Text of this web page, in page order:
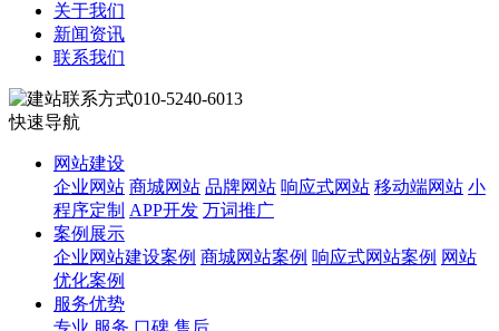
关于我们
新闻资讯
联系我们
010-5240-6013
快速导航
网站建设
企业网站 商城网站 品牌网站 响应式网站 移动端网站 小
程序定制 APP开发 万词推广
案例展示
企业网站建设案例 商城网站案例 响应式网站案例 网站
优化案例
服务优势
专业 服务 口碑 售后